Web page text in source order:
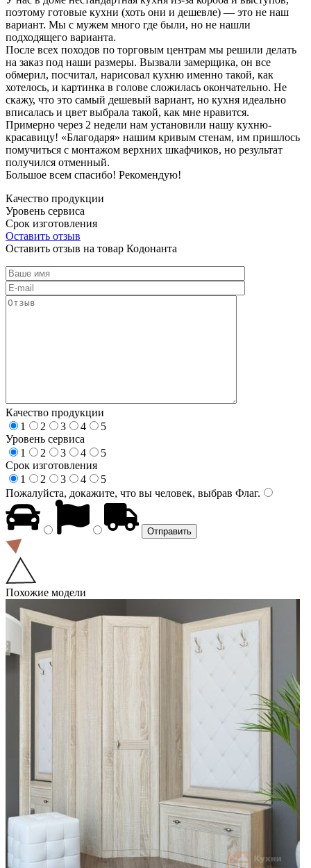
поэтому готовые кухни (хоть они и дешевле) — это не наш
вариант. Мы с мужем много где были, но не нашли
подходящего варианта.
После всех походов по торговым центрам мы решили делать
на заказ под наши размеры. Вызвали замерщика, он все
обмерил, посчитал, нарисовал кухню именно такой, как
хотелось, и картинка в голове сложилась окончательно. Не
скажу, что это самый дешевый вариант, но кухня идеально
вписалась и цвет выбрала такой, как мне нравится.
Примерно через 2 недели нам установили нашу кухню-
красавицу! «Благодаря» нашим кривым стенам, им пришлось
помучиться с монтажом верхних шкафчиков, но результат
получился отменный.
Большое всем спасибо! Рекомендую!
Качество продукции
Уровень сервиса
Срок изготовления
Оставить отзыв
Оставить отзыв на товар Кодонанта
Качество продукции
1
2 3 4
5
Уровень сервиса
1
2 3 4
5
Срок изготовления
1
2 3 4
5
Пожалуйста, докажите, что вы человек, выбрав Флаг.
Похожие модели